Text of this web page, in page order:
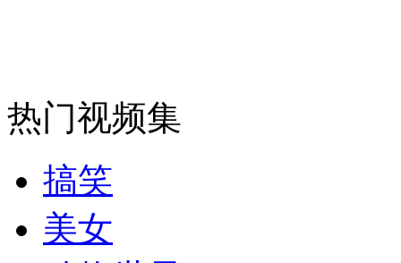
司机酒驾遇交警 急速倒车逃窜
热门视频集
搞笑
美女